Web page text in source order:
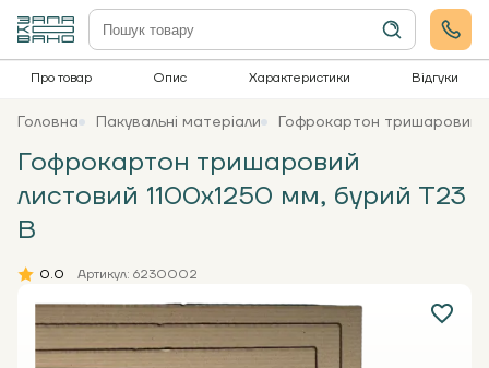
Про товар Опис Характеристики Відгуки
Головна Пакувальні матеріали Гофрокартон тришаровий
Гофрокартон тришаровий
листовий 1100х1250 мм, бурий Т23
В
0.0 Артикул: 6230002